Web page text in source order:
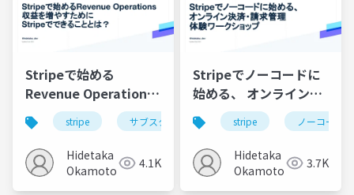
Stripeで始める
Revenue Operations
収益を増やすために
Stripeでできることと
は？
stripe サブスクリプション
Hidetaka
Okamoto
4.1K
Stripeでノーコードに
始める、 オンライン決
済・請求管理 体験ワー
クショップ
stripe ノーコード
Hidetaka
Okamoto
3.7K